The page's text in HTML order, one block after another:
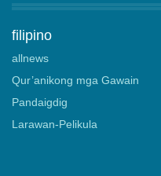
filipino
allnews
Qur’anikong mga Gawain
Pandaigdig
Larawan-Pelikula